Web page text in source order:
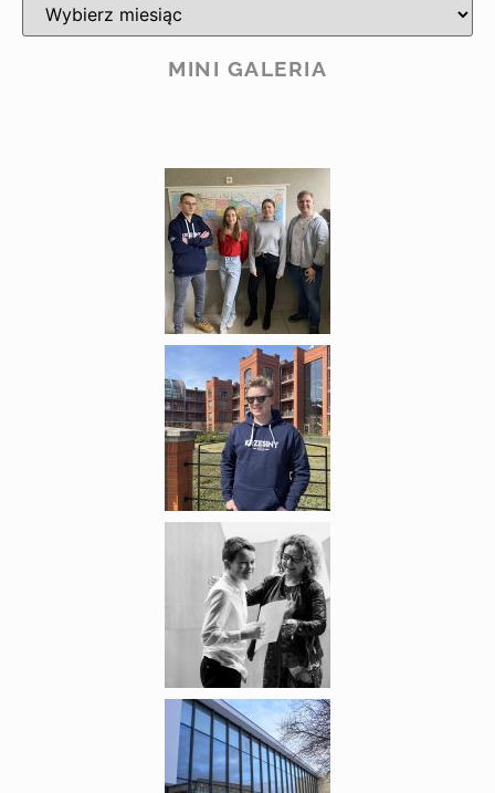
MINI GALERIA